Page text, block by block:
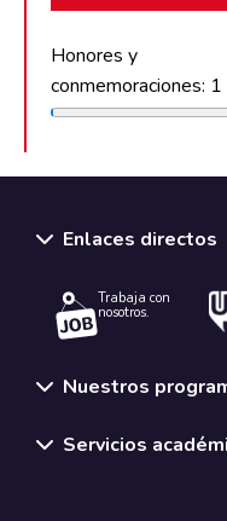
Honores y
conmemoraciones: 1
Enlaces directos
Trabaja con
nosotros.
Nuestros
Servicios